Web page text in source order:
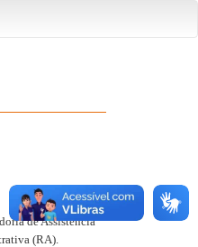
de Assistência
(RA).